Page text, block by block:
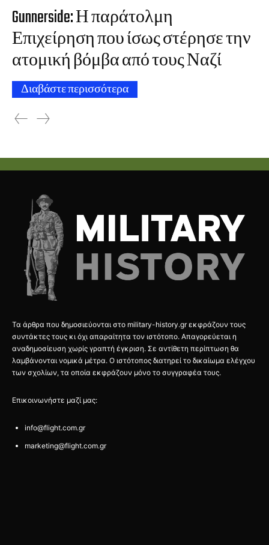
Gunnerside: Η παράτολμη
Επιχείρηση που ίσως στέρησε την
ατομική βόμβα από τους Ναζί
Διαβάστε περισσότερα
Τα άρθρα που δημοσιεύονται στο military-history.gr εκφράζουν τους
συντάκτες τους κι όχι απαραίτητα τον ιστότοπο. Απαγορεύεται η
αναδημοσίευση χωρίς γραπτή έγκριση. Σε αντίθετη περίπτωση θα
λαμβάνονται νομικά μέτρα. Ο ιστότοπος διατηρεί το δικαίωμα ελέγχου
των σχολίων, τα οποία εκφράζουν μόνο το συγγραφέα τους.
Επικοινωνήστε μαζί μας:
info@flight.com.gr
marketing@flight.com.gr